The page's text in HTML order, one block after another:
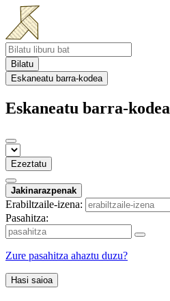
Bilatu
Eskaneatu barra-kodea
Eskaneatu barra-kodea
Ezeztatu
Jakinarazpenak
Erabiltzaile-izena:
Pasahitza:
Zure pasahitza ahaztu duzu?
Hasi saioa